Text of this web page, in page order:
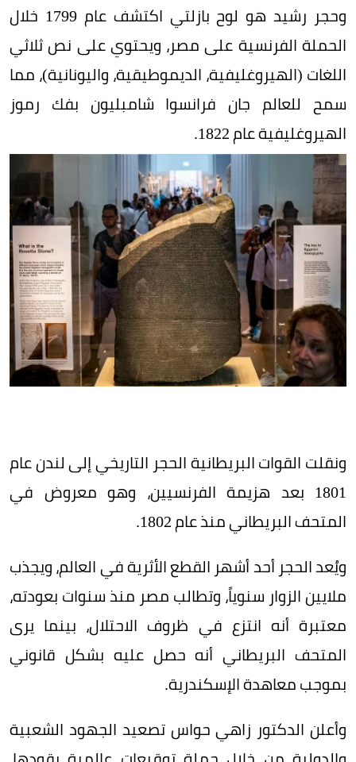
وحجر رشيد هو لوح بازلتي اكتشف عام 1799 خلال
الحملة الفرنسية على مصر، ويحتوي على نص ثلاثي
اللغات (الهيروغليفية، الديموطيقية، واليونانية)، مما
سمح للعالم جان فرانسوا شامبليون بفك رموز
الهيروغليفية عام 1822.
ونقلت القوات البريطانية الحجر التاريخي إلى لندن عام
1801 بعد هزيمة الفرنسيين، وهو معروض في
المتحف البريطاني منذ عام 1802.
ويُعد الحجر أحد أشهر القطع الأثرية في العالم، ويجذب
ملايين الزوار سنوياً، وتطالب مصر منذ سنوات بعودته،
معتبرة أنه انتزع في ظروف الاحتلال، بينما يرى
المتحف البريطاني أنه حصل عليه بشكل قانوني
بموجب معاهدة الإسكندرية.
وأعلن الدكتور زاهي حواس تصعيد الجهود الشعبية